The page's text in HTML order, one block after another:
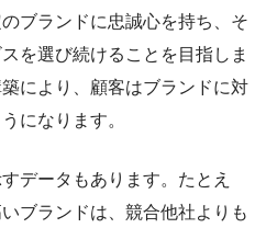
ブランドに忠誠心を持ち、そ
を選び続けることを目指しま
により、顧客はブランドに対
になります。
データもあります。たとえ
ブランドは、競合他社よりも